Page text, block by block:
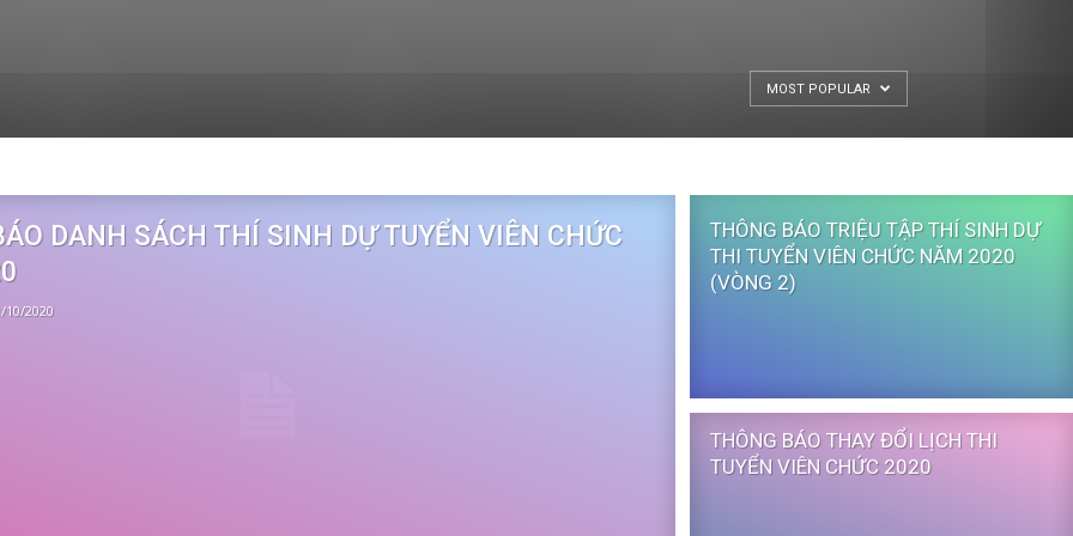
MOST POPULAR
DANH SÁCH THÍ SINH DỰ TUYỂN VIÊN CHỨC
10/2020
THÔNG BÁO TRIỆU TẬP THÍ SINH DỰ
THI TUYỂN VIÊN CHỨC NĂM 2020
(VÒNG 2)
THÔNG BÁO THAY ĐỔI LỊCH THI
TUYỂN VIÊN CHỨC 2020